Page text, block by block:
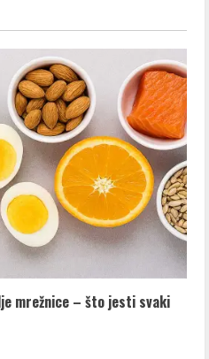
mrežnice – što jesti svaki